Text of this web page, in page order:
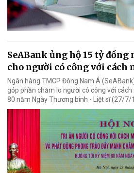
SeABank ủng hộ 15 tỷ đồng
cho người có công với cách
Ngân hàng TMCP Đông Nam Á
góp phần chăm lo người có công với
80 năm Ngày Thương binh - Liệt sĩ (27/7/